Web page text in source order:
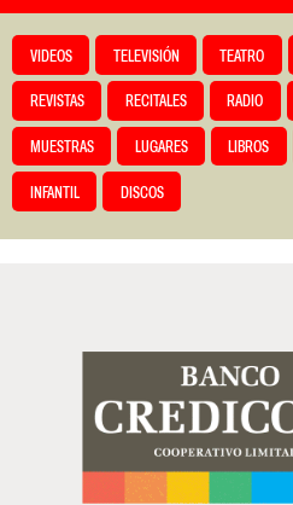
VIDEOS TELEVISIÓN TEATRO
REVISTAS RECITALES RADIO
MUESTRAS LUGARES LIBROS
INFANTIL DISCOS